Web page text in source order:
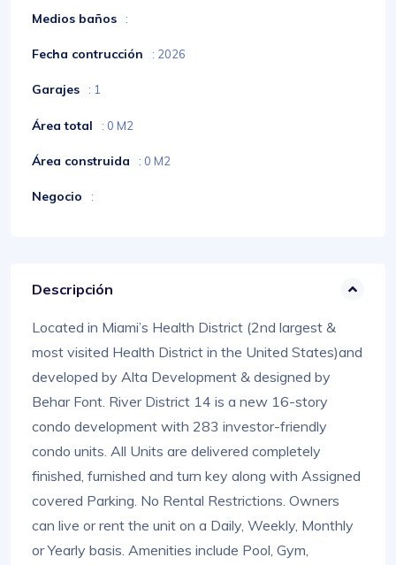
Medios baños :
Fecha contrucción : 2026
Garajes : 1
Área total : 0 M2
Área construida : 0 M2
Negocio :
Descripción
Located in Miami’s Health District (2nd largest &
most visited Health District in the United States)and
developed by Alta Development & designed by
Behar Font. River District 14 is a new 16-story
condo development with 283 investor-friendly
condo units. All Units are delivered completely
finished, furnished and turn key along with Assigned
covered Parking. No Rental Restrictions. Owners
can live or rent the unit on a Daily, Weekly, Monthly
or Yearly basis. Amenities include Pool, Gym,